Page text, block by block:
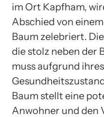
im Ort Kapfham,
Abschied von
Baum zelebriert.
die stolz neben der
muss aufgrund
Baum stellt eine
Anwohner und den